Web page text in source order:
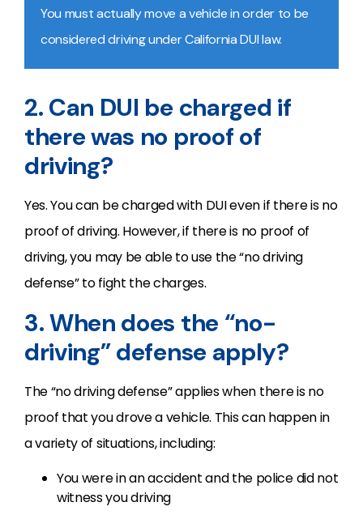
You must actually move a vehicle in order to be
considered driving under California DUI law.
2. Can DUI be charged if
there was no proof of
driving?
Yes. You can be charged with DUI even if there is no
proof of driving. However, if there is no proof of
driving, you may be able to use the “no driving
defense” to fight the charges.
3. When does the “no-
driving” defense apply?
The “no driving defense” applies when there is no
proof that you drove a vehicle. This can happen in
a variety of situations, including:
You were in an accident and the police did not
witness you driving